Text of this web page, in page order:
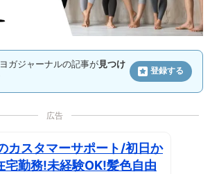
ガジャーナルの記事が見つけ
登録する
広告
カスタマーサポート/初日か
宅勤務!未経験OK!髪色自由